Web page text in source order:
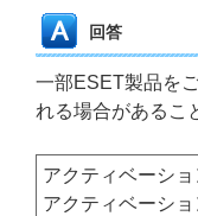
回答
一部ESET製品を
れる場合があるこ
アクティベーシ
アクティベーシ